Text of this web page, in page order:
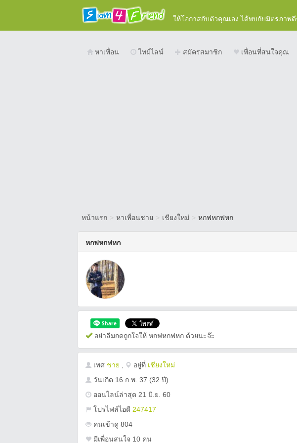
ให้โอกาสกับตัวคุณเอง ได้พบกับมิตรภาพ
หาเพื่อน ไทม์ไลน์ สมัครสมาชิก เพื่อนที่สนใจคุณ
หน้าแรก > หาเพื่อนชาย > เชียงใหม่ > หกฟหกฟหก
หกฟหกฟหก
อย่าลืมกดถูกใจให้ หกฟหกฟหก ด้วยนะจ๊ะ
เพศ ชาย อยู่ที่ เชียงใหม่
วันเกิด 16 ก.พ. 37 (32 ปี)
ออนไลน์ล่าสุด 21 มิ.ย. 60
โปรไฟล์ไอดี 247417
คนเข้าดู 804
มีเพื่อนสนใจ 10 คน